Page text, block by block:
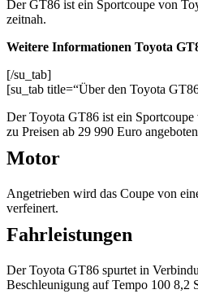
Der GT86 ist ein Sportcoupe von
zeitnah.
Weitere Informationen Toyota
[/su_tab]
[su_tab title=“Über den Toyota
Der Toyota GT86 ist ein Sportcoupe
zu Preisen ab 29 990 Euro
Motor
Angetrieben wird das Coupe von
verfeinert.
Fahrleistungen
Der Toyota GT86 spurtet in
Beschleunigung auf Tempo 100 8,2